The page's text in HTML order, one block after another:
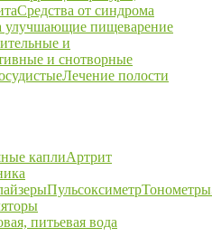
Средства от синдрома
улучшающие пищеварение
и
и снотворные
Лечение полости
каплиАртрит
ПульсоксиметрТонометры
питьевая вода